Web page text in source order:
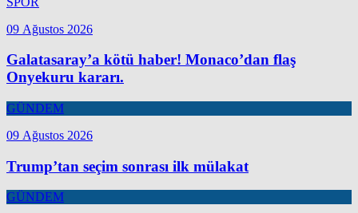
09 Ağustos 2026
Galatasaray’a kötü haber! Monaco’dan flaş
Onyekuru kararı.
GÜNDEM
09 Ağustos 2026
Trump’tan seçim sonrası ilk mülakat
GÜNDEM